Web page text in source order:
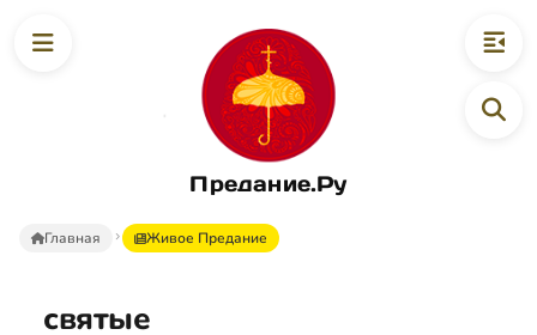
Предание.Ру
Главная Живое Предание
святые